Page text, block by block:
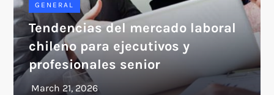
GENERAL
Tendencias del mercado laboral
chileno para ejecutivos y
profesionales senior